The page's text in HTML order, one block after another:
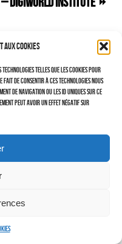
aux cookies
telles que les cookies pour
de consentir à ces technologies nous
de navigation ou les ID uniques sur ce
peut avoir un effet négatif sur
–